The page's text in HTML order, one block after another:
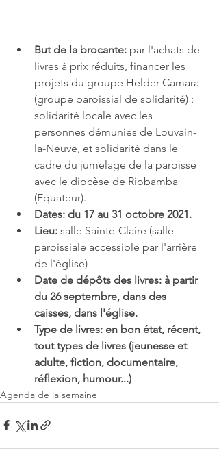
But de la brocante: par l'achats de
livres à prix réduits, financer les
projets du groupe Helder Camara
(groupe paroissial de solidarité) :
solidarité locale avec les
personnes démunies de Louvain-
la-Neuve, et solidarité dans le
cadre du jumelage de la paroisse
avec le diocèse de Riobamba
(Equateur).
Dates: du 17 au 31 octobre 2021.
Lieu: salle Sainte-Claire (salle
paroissiale accessible par l'arrière
de l'église)
Date de dépôts des livres: à partir
du 26 septembre, dans des
caisses, dans l'église.
Type de livres: en bon état, récent,
tout types de livres (jeunesse et
adulte, fiction, documentaire,
réflexion, humour...)
Agenda de la semaine